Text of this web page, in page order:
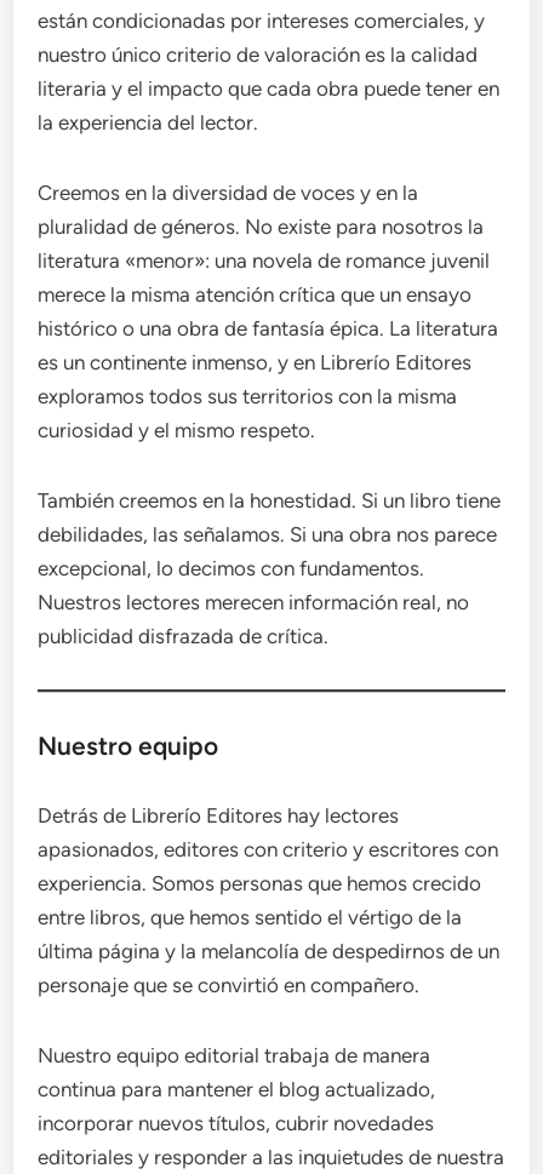
están condicionadas por intereses comerciales, y
nuestro único criterio de valoración es la calidad
literaria y el impacto que cada obra puede tener en
la experiencia del lector.
Creemos en la diversidad de voces y en la
pluralidad de géneros. No existe para nosotros la
literatura «menor»: una novela de romance juvenil
merece la misma atención crítica que un ensayo
histórico o una obra de fantasía épica. La literatura
es un continente inmenso, y en Librerío Editores
exploramos todos sus territorios con la misma
curiosidad y el mismo respeto.
También creemos en la honestidad. Si un libro tiene
debilidades, las señalamos. Si una obra nos parece
excepcional, lo decimos con fundamentos.
Nuestros lectores merecen información real, no
publicidad disfrazada de crítica.
Nuestro equipo
Detrás de Librerío Editores hay lectores
apasionados, editores con criterio y escritores con
experiencia. Somos personas que hemos crecido
entre libros, que hemos sentido el vértigo de la
última página y la melancolía de despedirnos de un
personaje que se convirtió en compañero.
Nuestro equipo editorial trabaja de manera
continua para mantener el blog actualizado,
incorporar nuevos títulos, cubrir novedades
editoriales y responder a las inquietudes de nuestra